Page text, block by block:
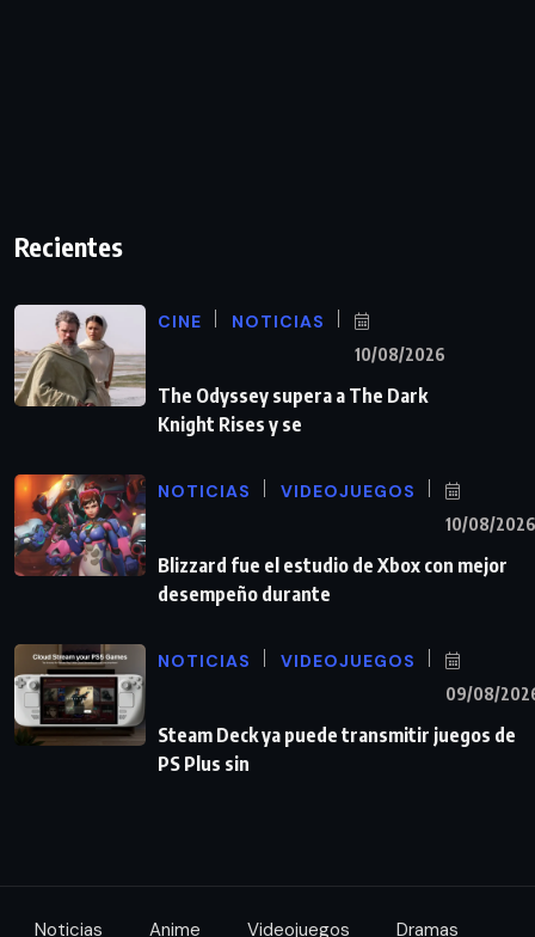
Recientes
CINE NOTICIAS
10/08/2026
The Odyssey supera a The Dark
Knight Rises y se
NOTICIAS VIDEOJUEGOS
10/08/2026
Blizzard fue el estudio de Xbox con mejor
desempeño durante
NOTICIAS VIDEOJUEGOS
09/08/
Steam Deck ya puede transmitir juegos de
PS Plus sin
Noticias Anime Videojuegos
Dramas